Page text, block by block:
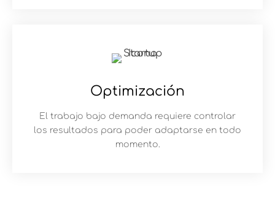
Optimización
El trabajo bajo demanda requiere controlar
los resultados para poder adaptarse en todo
momento.